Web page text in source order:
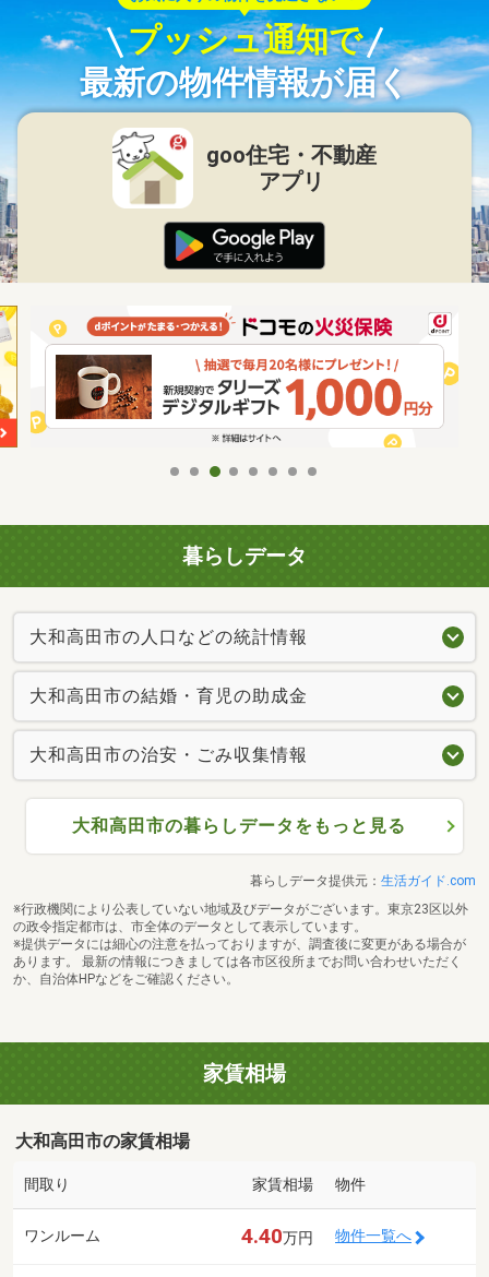
プッシュ通知で
最新の物件情報が届く
goo住宅・不動産
アプリ
暮らしデータ
大和高田市の人口などの統計情報
大和高田市の結婚・育児の助成金
大和高田市の治安・ごみ収集情報
大和高田市の暮らしデータをもっと見る
暮らしデータ提供元： 生活ガイド.com
※行政機関により公表していない地域及びデータがございます。東京23区以外
の政令指定都市は、市全体のデータとして表示しています。
※提供データには細心の注意を払っておりますが、調査後に変更がある場合が
あります。 最新の情報につきましては各市区役所までお問い合わせいただく
か、自治体HPなどをご確認ください。
家賃相場
大和高田市の家賃相場
間取り 家賃相場 物件
ワンルーム 4.40万円 物件一覧へ